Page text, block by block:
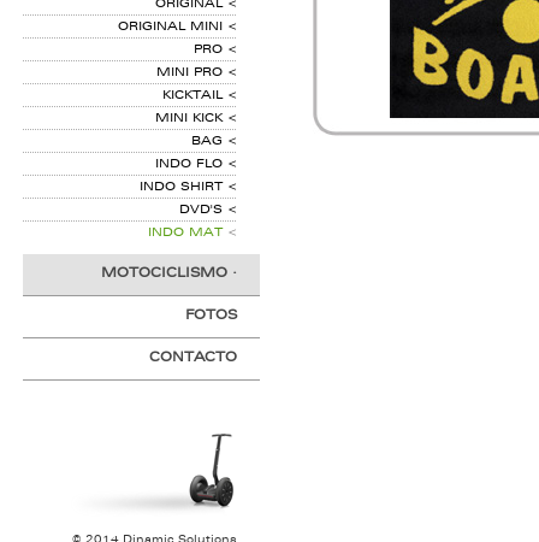
ORIGINAL<
ORIGINAL MINI
<
PRO <
MINI PRO <
KICKTAIL<
MINI KICK<
BAG <
INDO FLO <
INDO SHIRT<
DVD'S <
INDO MAT<
MOTOCICLISMO ·
FOTOS
CONTACTO